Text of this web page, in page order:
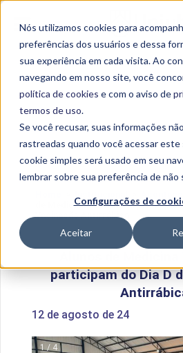
Nós utilizamos cookies para
preferências dos usuários e dessa
sua experiência em cada visita. Ao
navegando em nosso site, você
política de cookies e com o aviso de
termos de uso.
Se você recusar, suas informações
rastreadas quando você acessar este
cookie simples será usado em seu
lembrar sobre sua preferência de não
Configurações de
Aceitar
de Medicina Veterinária participam
Vacinação Antirrábica
participam do Dia D
12 de agosto de 24
1 / 4